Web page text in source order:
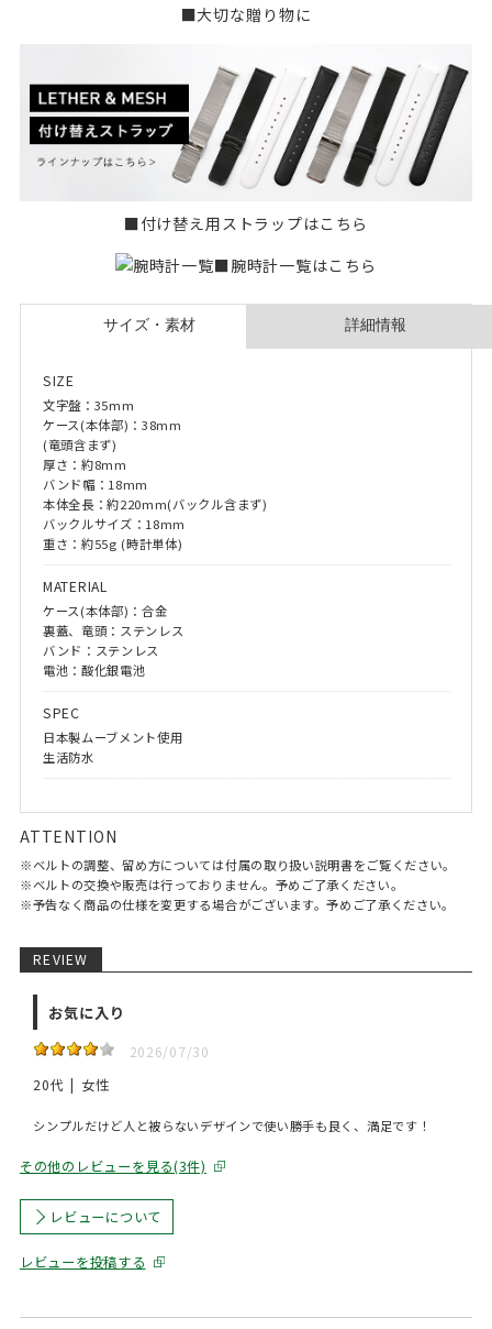
■大切な贈り物に
■付け替え用ストラップはこちら
■腕時計一覧はこちら
SIZE
文字盤：35mm
ケース(本体部)：38mm
(竜頭含まず)
厚さ：約8mm
バンド幅：18mm
本体全長：約220mm(バックル含まず)
バックルサイズ：18mm
重さ：約55g (時計単体)
MATERIAL
ケース(本体部)：合金
裏蓋、竜頭：ステンレス
バンド：ステンレス
電池：酸化銀電池
SPEC
日本製ムーブメント使用
生活防水
ATTENTION
※ベルトの調整、留め方については付属の取り扱い説明書をご覧ください。
※ベルトの交換や販売は行っておりません。予めご了承ください。
※予告なく商品の仕様を変更する場合がございます。予めご了承ください。
REVIEW
お気に入り
2026/07/30
20代
女性
シンプルだけど人と被らないデザインで使い勝手も良く、満足です！
その他のレビューを見る(3件)
レビューについて
レビューを投稿する